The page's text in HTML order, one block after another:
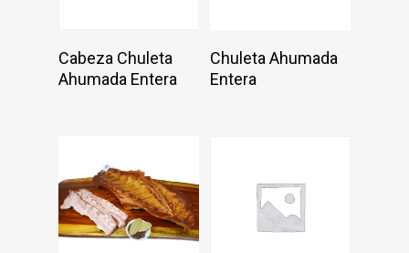
Add To Cart
Cabeza Chuleta
Ahumada Entera
Add To Cart
Chuleta Ahumada
Entera